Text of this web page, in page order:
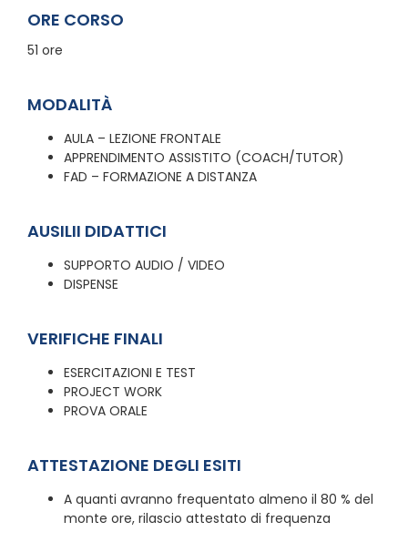
ORE CORSO
51 ore
MODALITÀ
AULA – LEZIONE FRONTALE
APPRENDIMENTO ASSISTITO (COACH/TUTOR)
FAD – FORMAZIONE A DISTANZA
AUSILII DIDATTICI
SUPPORTO AUDIO / VIDEO
DISPENSE
VERIFICHE FINALI
ESERCITAZIONI E TEST
PROJECT WORK
PROVA ORALE
ATTESTAZIONE DEGLI ESITI
A quanti avranno frequentato almeno il 80 % del
monte ore, rilascio attestato di frequenza